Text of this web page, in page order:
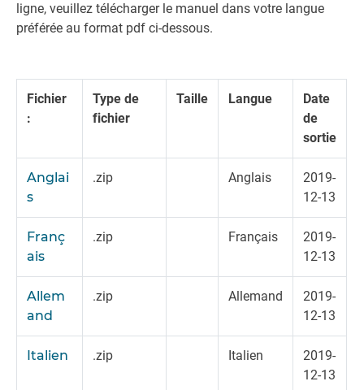
ligne, veuillez télécharger le manuel dans votre langue
préférée au format pdf ci-dessous.
Fichier
:
Type de
fichier
Taille Langue
Date
de
sortie
Anglai
s
.zip Anglais
2019-
12-13
Franç
ais
.zip Français
2019-
12-13
Allem
and
.zip Allemand
2019-
12-13
Italien .zip Italien
2019-
12-13